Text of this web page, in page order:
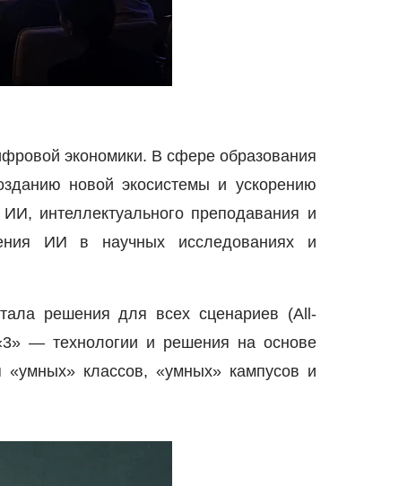
экономики. В сфере образования
новой экосистемы и ускорению
интеллектуального преподавания и
ИИ в научных исследованиях и
решения для всех сценариев (All-
— технологии и решения на основе
классов, «умных» кампусов и